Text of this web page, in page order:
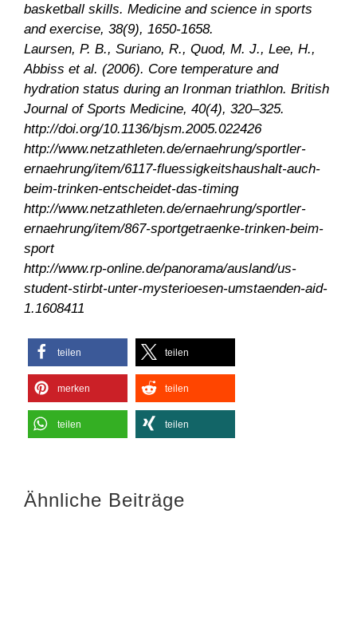
basketball skills. Medicine and science in sports
and exercise, 38(9), 1650-1658.
Laursen, P. B., Suriano, R., Quod, M. J., Lee, H.,
Abbiss et al. (2006). Core temperature and
hydration status during an Ironman triathlon. British
Journal of Sports Medicine, 40(4), 320–325.
http://doi.org/10.1136/bjsm.2005.022426
http://www.netzathleten.de/ernaehrung/sportler-
ernaehrung/item/6117-fluessigkeitshaushalt-auch-
beim-trinken-entscheidet-das-timing
http://www.netzathleten.de/ernaehrung/sportler-
ernaehrung/item/867-sportgetraenke-trinken-beim-
sport
http://www.rp-online.de/panorama/ausland/us-
student-stirbt-unter-mysterioesen-umstaenden-aid-
1.1608411
teilen teilen
merken teilen
teilen teilen
Ähnliche Beiträge